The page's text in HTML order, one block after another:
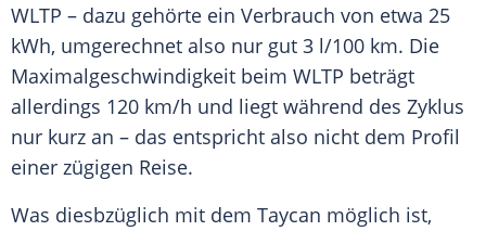
WLTP – dazu gehörte ein Verbrauch von etwa 25
kWh, umgerechnet also nur gut 3 l/100 km. Die
Maximalgeschwindigkeit beim WLTP beträgt
allerdings 120 km/h und liegt während des Zyklus
nur kurz an – das entspricht also nicht dem Profil
einer zügigen Reise.
Was diesbzüglich mit dem Taycan möglich ist,